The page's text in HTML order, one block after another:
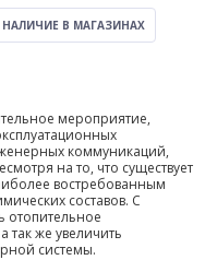
НАЛИЧИЕ В МАГАЗИНАХ
мероприятие,
коммуникаций,
на то, что существует
востребованным
составов. С
отопительное
так же увеличить
системы.